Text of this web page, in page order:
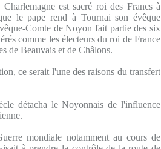
est sacré roi des Francs à
le pape rend à Tournai son évêque
Comte de Noyon fait partie des six
comme les électeurs du roi de France
de Beauvais et de Châlons.
ce serait l'une des raisons du transfert
détacha le Noyonnais de l'influence
mondiale notamment au cours de